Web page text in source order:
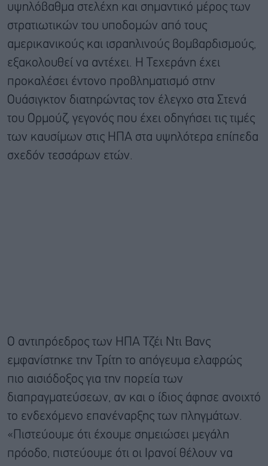
υψηλόβαθμα στελέχη και σημαντικό μέρος των
στρατιωτικών του υποδομών από τους
αμερικανικούς και ισραηλινούς βομβαρδισμούς,
εξακολουθεί να αντέχει. Η Τεχεράνη έχει
προκαλέσει έντονο προβληματισμό στην
Ουάσιγκτον διατηρώντας τον έλεγχο στα Στενά
του Ορμούζ, γεγονός που έχει οδηγήσει τις τιμές
των καυσίμων στις ΗΠΑ στα υψηλότερα επίπεδα
σχεδόν τεσσάρων ετών.
Ο αντιπρόεδρος των ΗΠΑ Τζέι Ντι Βανς
εμφανίστηκε την Τρίτη το απόγευμα ελαφρώς
πιο αισιόδοξος για την πορεία των
διαπραγματεύσεων, αν και ο ίδιος άφησε ανοιχτό
το ενδεχόμενο επανέναρξης των πληγμάτων.
«Πιστεύουμε ότι έχουμε σημειώσει μεγάλη
πρόοδο, πιστεύουμε ότι οι Ιρανοί θέλουν να